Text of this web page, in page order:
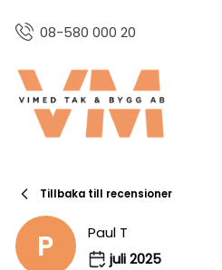
08-580 000 20
Tillbaka till recensioner
P
Paul T
juli 2025